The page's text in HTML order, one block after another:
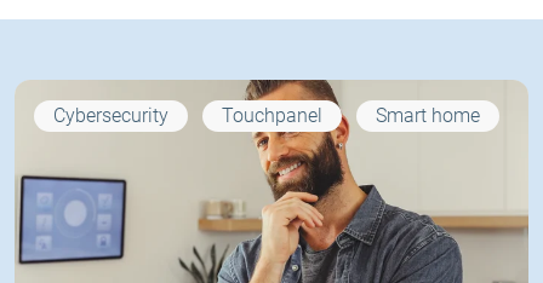
Cybersecurity Touchpanel Smart home